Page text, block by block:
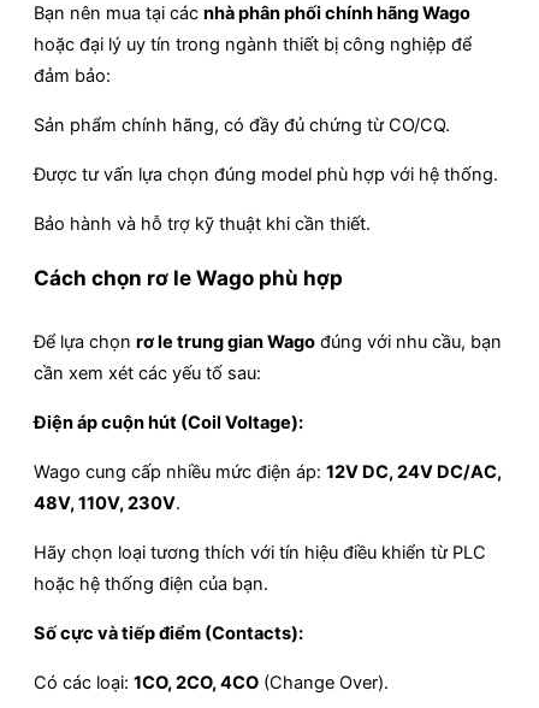
Bạn nên mua tại các nhà phân phối chính hãng Wago
hoặc đại lý uy tín trong ngành thiết bị công nghiệp để
đảm bảo:
Sản phẩm chính hãng, có đầy đủ chứng từ CO/CQ.
Được tư vấn lựa chọn đúng model phù hợp với hệ thống.
Bảo hành và hỗ trợ kỹ thuật khi cần thiết.
Cách chọn rơ le Wago phù hợp
Để lựa chọn rơ le trung gian Wago đúng với nhu cầu, bạn
cần xem xét các yếu tố sau:
Điện áp cuộn hút (Coil Voltage):
Wago cung cấp nhiều mức điện áp: 12V DC, 24V DC/AC,
48V, 110V, 230V.
Hãy chọn loại tương thích với tín hiệu điều khiển từ PLC
hoặc hệ thống điện của bạn.
Số cực và tiếp điểm (Contacts):
Có các loại: 1CO, 2CO, 4CO (Change Over).